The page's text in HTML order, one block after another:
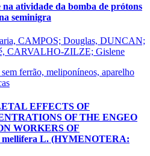
atividade da bomba de prótons
seminigra
CAMPOS; Douglas, DUNCAN;
CARVALHO-ZILZE; Gislene
ferrão, meliponíneos, aparelho
EFFECTS OF
OF THE ENGEO
WORKERS OF
L. (HYMENOTERA: